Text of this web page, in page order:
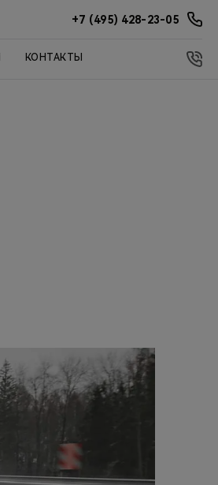
+7 (495) 428-23-05
КОНТАКТЫ